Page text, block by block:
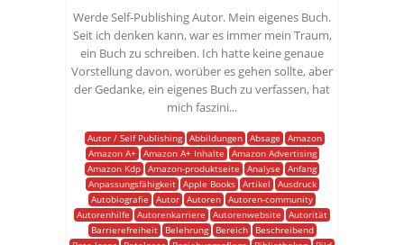
Werde Self-Publishing Autor. Mein eigenes Buch.
Seit ich denken kann, war es immer mein Traum,
ein Buch zu schreiben. Ich hatte keine genaue
Vorstellung davon, worüber es gehen sollte, aber
der Gedanke, ein eigenes Buch zu verfassen, hat
mich faszini...
Autor / Self Publishing Abbildungen Absage
Amazon
Amazon A+
Amazon A+ Inhalte
Amazon Advertising
Amazon Kdp Amazon-produktseite Analyse
Anfang
Anpassungsfähigkeit
Apple Books Artikel
Ausdruck
Autobiografie
Autor Autoren Autoren-community
Autorenhilfe
Autorenkarriere Autorenwebsite
Autorität
Barrierefreiheit
Belehrung Bereich
Beschreibend